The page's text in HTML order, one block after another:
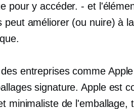
pour y accéder.- et
peut améliorer (ou nuire) à
entreprises comme
signature. Apple est
minimaliste de